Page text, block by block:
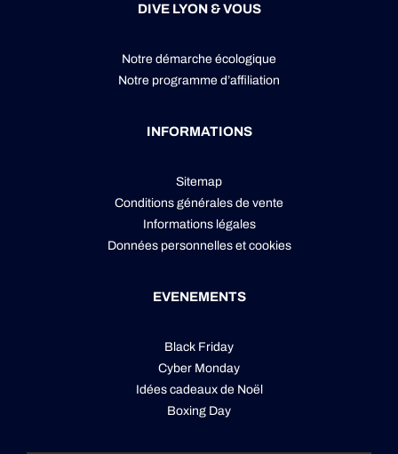
DIVE LYON & VOUS
Notre démarche écologique
Notre programme d’affiliation
INFORMATIONS
Sitemap
Conditions générales de vente
Informations légales
Données personnelleset cookies
EVENEMENTS
Black Friday
Cyber Monday
Idées cadeaux de Noël
Boxing Day